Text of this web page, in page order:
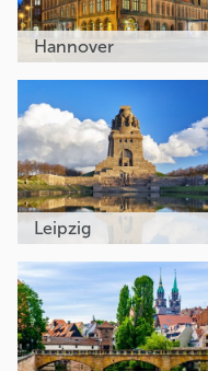
Hannover
Leipzig